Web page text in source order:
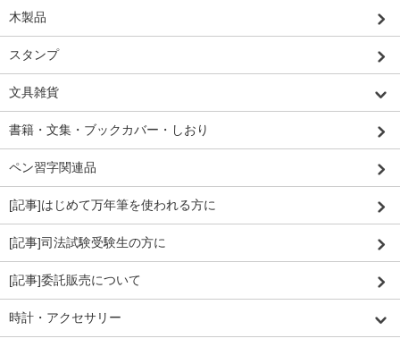
木製品
スタンプ
文具雑貨
書籍・文集・ブックカバー・しおり
ペン習字関連品
[記事]はじめて万年筆を使われる方に
[記事]司法試験受験生の方に
[記事]委託販売について
時計・アクセサリー